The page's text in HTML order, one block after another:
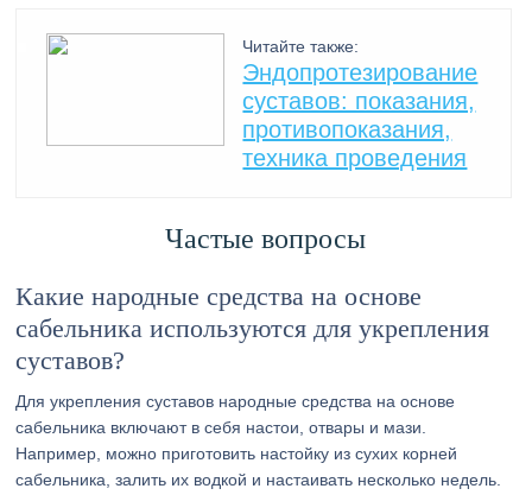
Читайте также:
Эндопротезирование
суставов: показания,
противопоказания,
техника проведения
Частые вопросы
Какие народные средства на основе
сабельника используются для укрепления
суставов?
Для укрепления суставов народные средства на основе
сабельника включают в себя настои, отвары и мази.
Например, можно приготовить настойку из сухих корней
сабельника, залить их водкой и настаивать несколько недель.